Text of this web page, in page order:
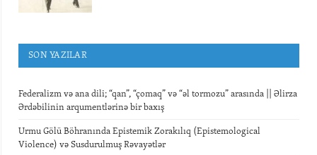
SON YAZILAR
Federalizm və ana dili; “qan”, “çomaq” və “əl tormozu” arasında || Əlirza
Ərdəbilinin arqumentlərinə bir baxış
Urmu Gölü Böhranında Epistemik Zorakılıq (Epistemological
Violence) və Susdurulmuş Rəvayətlər